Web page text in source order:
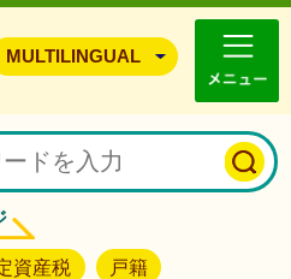
豊能町ホームページ
MULTILINGUAL
資産税 戸籍